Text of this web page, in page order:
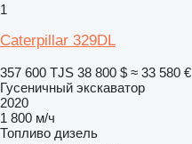
1
Caterpillar 329DL
357 600 TJS 38 800 $ ≈ 33 580 €
Гусеничный экскаватор
2020
1 800 м/ч
Топливо дизель